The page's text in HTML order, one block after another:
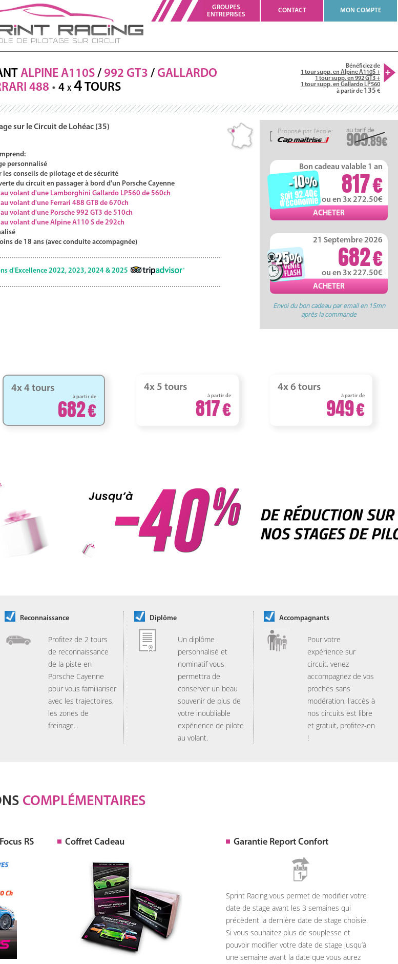
de Pilotage sur Circuit
GROUPES
ENTREPRISES
CONTACT MON COMPTE
Bénéficiez de
1 tour supp. en Alpine A110S +
1 tour supp. en 992 GT3 +
1 tour supp. en Gallardo LP560
à partir de 135
ALPINE A110S / 992 GT3 / GALLARDO
488 4 X 4 TOURS
909.89
Proposé par l'école:
Bon cadeau valable 1 an
817
ou en 3x 272.50
-10%
soit 92.40
d'économie
21 Septembre 2026
682
ou en 3x 227.50
-25%
Envoi du bon cadeau par email en 15mn
après la commande
sur le Circuit de Lohéac (35)
personnalisé
les conseils de pilotage et de sécurité
du circuit en passager à bord d'un Porsche Cayenne
volant d'une Lamborghini Gallardo LP560 de 560ch
volant d'une Ferrari 488 GTB de 670ch
volant d'une Porsche 992 GT3 de 510ch
volant d'une Alpine A110 S de 292ch
de 18 ans (avec conduite accompagnée)
d'Excellence 2022, 2023, 2024 & 2025
4x 4 tours
à partir de
682
4x 5 tours
à partir de
817
4x 6 tours
à partir de
949
Reconnaissance
Profitez de 2 tours
de reconnaissance
de la piste en
Porsche Cayenne
pour vous familiariser
avec les trajectoires,
les zones de
freinage...
Diplôme
Un diplôme
personnalisé et
nominatif vous
permettra de
conserver un beau
souvenir de plus de
votre inoubliable
expérience de pilote
au volant.
Accompagnants
Pour votre
expérience sur
circuit, venez
accompagnez de vos
proches sans
modération, l'accès à
nos circuits est libre
et gratuit, profitez-en
!
COMPLÉMENTAIRES
RS Coffret Cadeau Garantie Report Confort
Sprint Racing vous permet de modifier votre
date de stage avant les 3 semaines qui
précèdent la dernière date de stage choisie.
Si vous souhaitez plus de souplesse et
pouvoir modifier votre date de stage jusqu’à
une semaine avant la date que vous aurez